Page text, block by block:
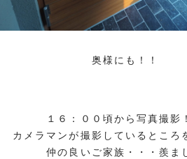
奥様にも！！
１６：００頃から写真撮影
カメラマンが撮影しているとこ
仲の良いご家族・・・羨ま